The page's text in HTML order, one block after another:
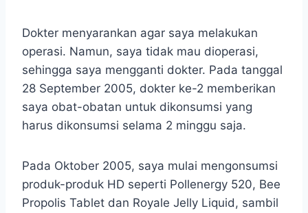
Dokter menyarankan agar saya melakukan
operasi. Namun, saya tidak mau dioperasi,
sehingga saya mengganti dokter. Pada tanggal
28 September 2005, dokter ke-2 memberikan
saya obat-obatan untuk dikonsumsi yang
harus dikonsumsi selama 2 minggu saja.
Pada Oktober 2005, saya mulai mengonsumsi
produk-produk HD seperti Pollenergy 520, Bee
Propolis Tablet dan Royale Jelly Liquid, sambil